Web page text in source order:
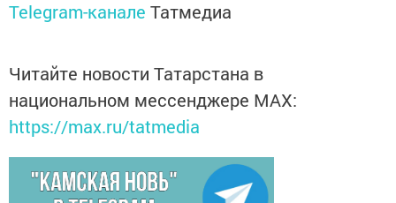
Telegram-канале Татмедиа
Читайте новости Татарстана в
национальном мессенджере MАХ:
https://max.ru/tatmedia